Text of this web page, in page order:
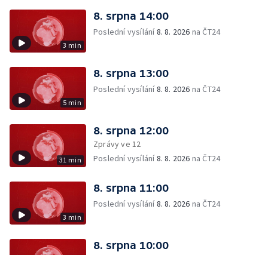
3 min
8. srpna 14:00
Poslední vysílání8. 8. 2026 na ČT24
5 min
8. srpna 13:00
Poslední vysílání8. 8. 2026 na ČT24
31 min
8. srpna 12:00
Zprávy ve 12
Poslední vysílání8. 8. 2026 na ČT24
3 min
8. srpna 11:00
Poslední vysílání8. 8. 2026 na ČT24
8. srpna 10:00